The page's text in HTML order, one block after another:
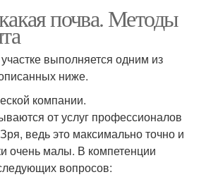
почва. Методы
выполняется одним из
ниже.
компании.
от услуг профессионалов
ведь это максимально точно и
очень малы. В компетенции
вопросов: